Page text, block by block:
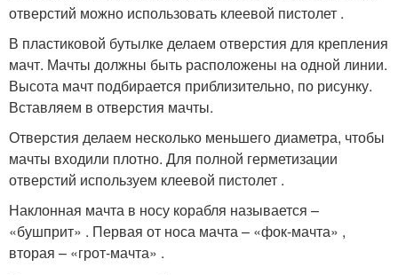
отверстий можно использовать клеевой пистолет .
В пластиковой бутылке делаем отверстия для крепления
мачт. Мачты должны быть расположены на одной линии.
Высота мачт подбирается приблизительно, по рисунку.
Вставляем в отверстия мачты.
Отверстия делаем несколько меньшего диаметра, чтобы
мачты входили плотно. Для полной герметизации
отверстий используем клеевой пистолет .
Наклонная мачта в носу корабля называется –
«бушприт» . Первая от носа мачта – «фок-мачта» ,
вторая – «грот-мачта» .